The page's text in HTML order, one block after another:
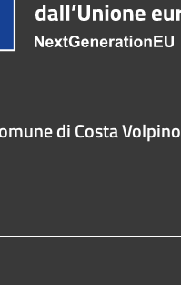
di Costa Volpino